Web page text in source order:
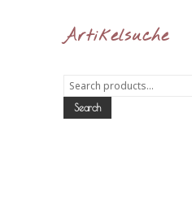
Artikelsuche
Search
for:
Search